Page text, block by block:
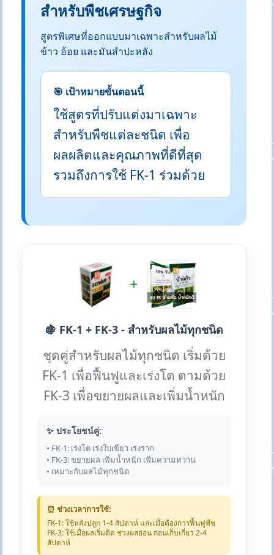
สำหรับพืชเศรษฐกิจ
สูตรพิเศษที่ออกแบบมาเฉพาะสำหรับผลไม้
ข้าว อ้อย และมันสำปะหลัง
🎯 เป้าหมายขั้นตอนนี้
ใช้สูตรที่ปรับแต่งมาเฉพาะ
สำหรับพืชแต่ละชนิด เพื่อ
ผลผลิตและคุณภาพที่ดีที่สุด
รวมถึงการใช้ FK-1 ร่วมด้วย
+
🍇 FK-1 + FK-3 - สำหรับผลไม้ทุกชนิด
ชุดคู่สำหรับผลไม้ทุกชนิด เริ่มด้วย
FK-1 เพื่อฟื้นฟูและเร่งโต ตามด้วย
FK-3 เพื่อขยายผลและเพิ่มน้ำหนัก
✨ ประโยชน์คู่:
• FK-1: เร่งโต เร่งใบเขียว เร่งราก
• FK-3: ขยายผล เพิ่มน้ำหนัก เพิ่มความหวาน
• เหมาะกับผลไม้ทุกชนิด
⏰ ช่วงเวลาการใช้:
FK-1: ใช้หลังปลูก 1-4 สัปดาห์ และเมื่อต้องการฟื้นฟูพืช
FK-3: ใช้เมื่อผลเริ่มติด ช่วงผลอ่อน ก่อนเก็บเกี่ยว 2-4
สัปดาห์